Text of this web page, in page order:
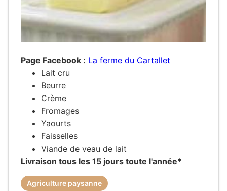
Page Facebook : La ferme du Cartallet
Lait cru
Beurre
Crème
Fromages
Yaourts
Faisselles
Viande de veau de lait
Livraison tous les 15 jours toute l'année*
Agriculture paysanne